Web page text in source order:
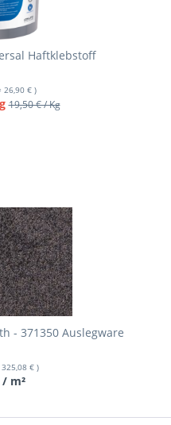
Haftklebstoff
26,90 € )
19,50 € / Kg
- 371350 Auslegware
325,08 € )
m²